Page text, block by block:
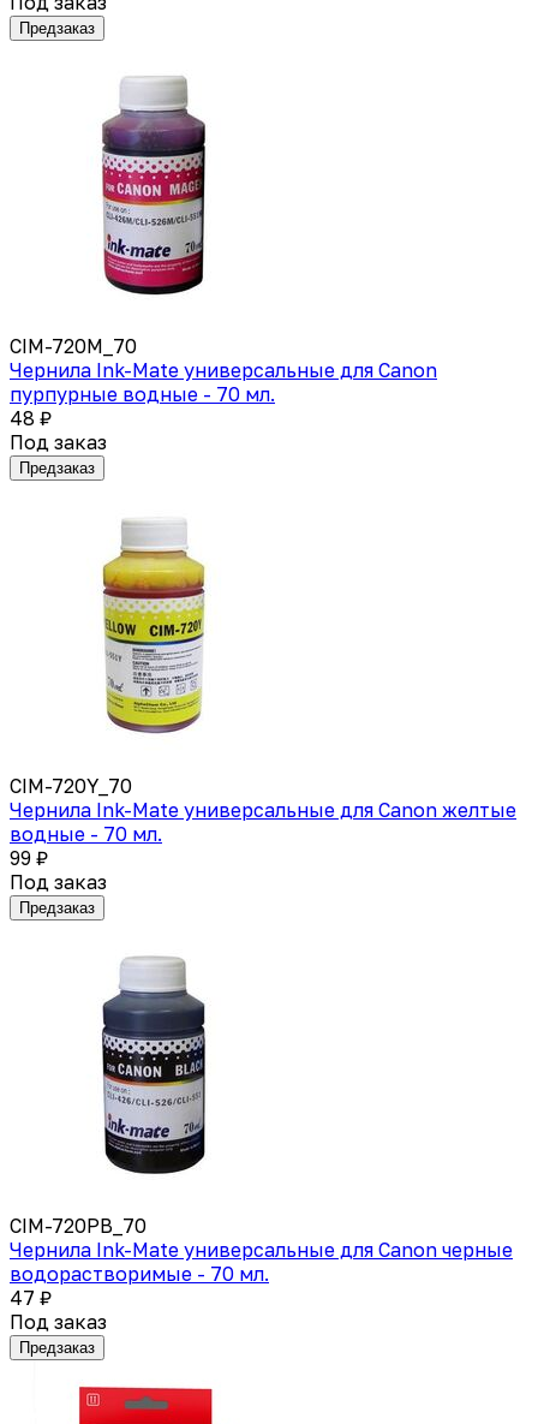
Предзаказ
CIM-720M_70
Чернила Ink-Mate универсальные для Canon
пурпурные водные - 70 мл.
48 ₽
Под заказ
Предзаказ
CIM-720Y_70
Чернила Ink-Mate универсальные для Canon желтые
водные - 70 мл.
99 ₽
Под заказ
Предзаказ
CIM-720PB_70
Чернила Ink-Mate универсальные для Canon черные
водорастворимые - 70 мл.
47 ₽
Под заказ
Предзаказ